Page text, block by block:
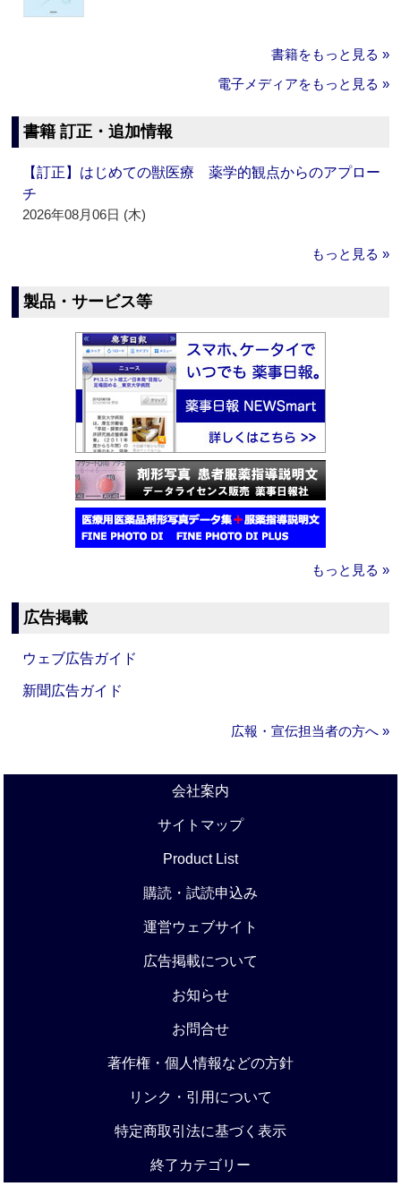
書籍をもっと見る »
電子メディアをもっと見る »
書籍 訂正・追加情報
【訂正】はじめての獣医療 薬学的観点からのアプロー
チ
2026年08月06日 (木)
もっと見る »
製品・サービス等
もっと見る »
広告掲載
ウェブ広告ガイド
新聞広告ガイド
広報・宣伝担当者の方へ »
会社案内
サイトマップ
Product List
購読・試読申込み
運営ウェブサイト
広告掲載について
お知らせ
お問合せ
著作権・個人情報などの方針
リンク・引用について
特定商取引法に基づく表示
終了カテゴリー